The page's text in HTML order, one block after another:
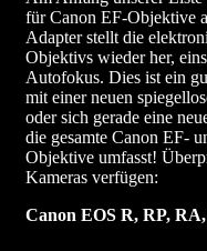
für Canon EF-Objektive
Adapter stellt die
Objektivs wieder her,
Autofokus. Dies ist ein
mit einer neuen
oder sich gerade eine
die gesamte Canon EF-
Objektive umfasst!
Kameras verfügen:
Canon EOS R, RP,